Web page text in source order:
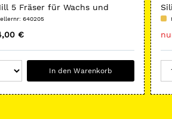
5 Fräser für Wachs und
640205
€
In den Warenkorb